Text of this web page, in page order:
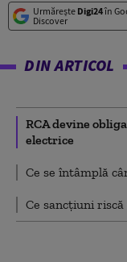
Urmărește Digi24în
Discover
DIN ARTICOL
RCA devine
electrice
Ce se întâmplă
Ce sancțiuni